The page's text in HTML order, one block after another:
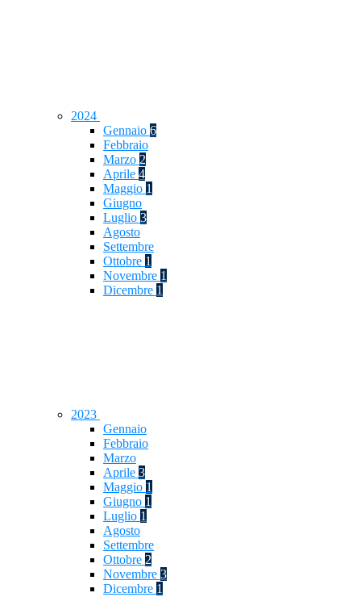
2024
Gennaio 6
Febbraio
Marzo 2
Aprile 4
Maggio 1
Giugno
Luglio 3
Agosto
Settembre
Ottobre 1
Novembre 1
Dicembre 1
2023
Gennaio
Febbraio
Marzo
Aprile 3
Maggio 1
Giugno 1
Luglio 1
Agosto
Settembre
Ottobre 2
Novembre 3
Dicembre 1